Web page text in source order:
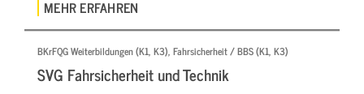
MEHR ERFAHREN
BKrFQG Weiterbildungen (K1, K3), Fahrsicherheit / BBS (K1, K3)
SVG Fahrsicherheit und Technik